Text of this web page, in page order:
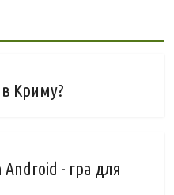
Криму?
Android - гра для